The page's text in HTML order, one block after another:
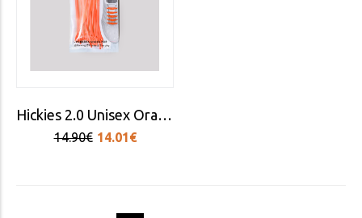
Hickies 2.0 Unisex Orange Laces
14.90€ 14.01€